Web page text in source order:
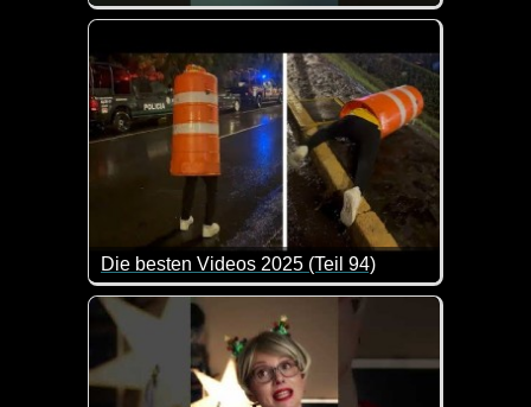
Der Schlitten vom Weihnachtsmann ist schon mal
Die besten Videos 2025 (Teil 94)
Eine tolle Zusammenstellung von lustigen